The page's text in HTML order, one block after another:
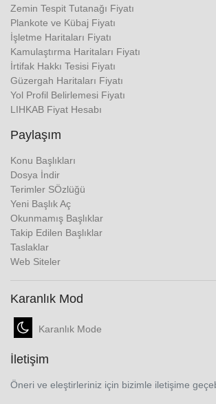
Zemin Tespit Tutanağı Fiyatı
Plankote ve Kübaj Fiyatı
İşletme Haritaları Fiyatı
Kamulaştırma Haritaları Fiyatı
İrtifak Hakkı Tesisi Fiyatı
Güzergah Haritaları Fiyatı
Yol Profil Belirlemesi Fiyatı
LIHKAB Fiyat Hesabı
Paylaşım
Konu Başlıkları
Dosya İndir
Terimler SÖzlüğü
Yeni Başlık Aç
Okunmamış Başlıklar
Takip Edilen Başlıklar
Taslaklar
Web Siteler
Karanlık Mod
Karanlık Mode
İletişim
Öneri ve eleştirleriniz için bizimle iletişime